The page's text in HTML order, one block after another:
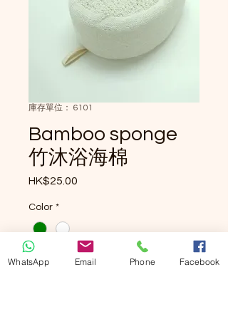
庫存單位： 6101
Bamboo sponge
竹沐浴海棉
HK$25.00
Color *
數量
WhatsApp Email Phone Facebook